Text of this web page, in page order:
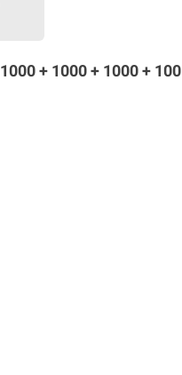
1000 + 1000 + 1000 + 100